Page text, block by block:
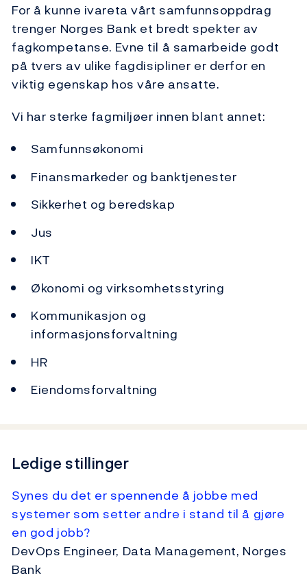
For å kunne ivareta vårt samfunnsoppdrag
trenger Norges Bank et bredt spekter av
fagkompetanse. Evne til å samarbeide godt
på tvers av ulike fagdisipliner er derfor en
viktig egenskap hos våre ansatte.
Vi har sterke fagmiljøer innen blant annet:
Samfunnsøkonomi
Finansmarkeder og banktjenester
Sikkerhet og beredskap
Jus
IKT
Økonomi og virksomhetsstyring
Kommunikasjon og
informasjonsforvaltning
HR
Eiendomsforvaltning
Ledige stillinger
Synes du det er spennende å jobbe med
systemer som setter andre i stand til å gjøre
en god jobb?
DevOps Engineer, Data Management, Norges
Bank